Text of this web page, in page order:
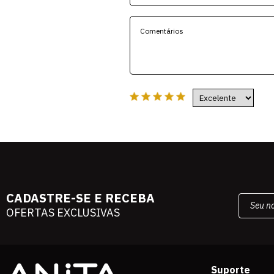
CADASTRE-SE E RECEBA
OFERTAS EXCLUSIVAS
Suporte